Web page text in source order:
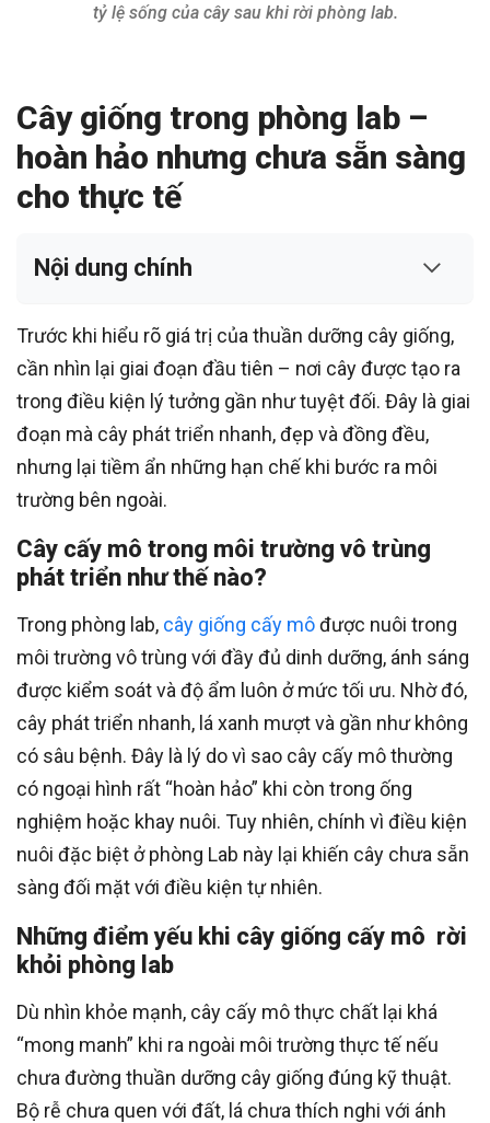
tỷ lệ sống của cây sau khi rời phòng lab.
Cây giống trong phòng lab –
hoàn hảo nhưng chưa sẵn sàng
cho thực tế
Nội dung chính
Trước khi hiểu rõ giá trị của thuần dưỡng cây giống,
cần nhìn lại giai đoạn đầu tiên – nơi cây được tạo ra
trong điều kiện lý tưởng gần như tuyệt đối. Đây là giai
đoạn mà cây phát triển nhanh, đẹp và đồng đều,
nhưng lại tiềm ẩn những hạn chế khi bước ra môi
trường bên ngoài.
Cây cấy mô trong môi trường vô trùng
phát triển như thế nào?
Trong phòng lab, cây giống cấy môđược nuôi trong
môi trường vô trùng với đầy đủ dinh dưỡng, ánh sáng
được kiểm soát và độ ẩm luôn ở mức tối ưu. Nhờ đó,
cây phát triển nhanh, lá xanh mượt và gần như không
có sâu bệnh. Đây là lý do vì sao cây cấy mô thường
có ngoại hình rất “hoàn hảo” khi còn trong ống
nghiệm hoặc khay nuôi. Tuy nhiên, chính vì điều kiện
nuôi đặc biệt ở phòng Lab này lại khiến cây chưa sẵn
sàng đối mặt với điều kiện tự nhiên.
Những điểm yếu khi cây giống cấy mô rời
khỏi phòng lab
Dù nhìn khỏe mạnh, cây cấy mô thực chất lại khá
“mong manh” khi ra ngoài môi trường thực tế nếu
chưa đường thuần dưỡng cây giống đúng kỹ thuật.
Bộ rễ chưa quen với đất, lá chưa thích nghi với ánh